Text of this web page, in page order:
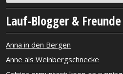
Lauf-Blogger & Freunde
Anna in den Bergen
Anne als Weinbergschnecke